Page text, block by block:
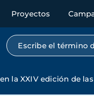
Proyectos
Búsqueda por
la XXIV edición de